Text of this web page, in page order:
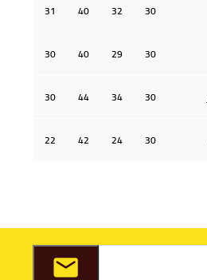
30
32
40
31
30
29
40
30
30
34
44
30
30
24
42
22